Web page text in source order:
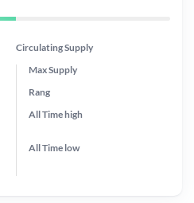
Circulating Supply
Max Supply
Rang
All Timehigh
All Time low